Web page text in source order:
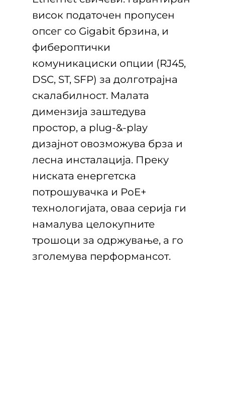
висок податочен пропусен
опсег со Gigabit брзина, и
фибероптички
комуникациски опции (RJ45,
DSC, ST, SFP) за долготрајна
скалабилност. Малата
димензија заштедува
простор, а plug-&-play
дизајнот овозможува брза и
лесна инсталација. Преку
ниската енергетска
потрошувачка и PoE+
технологијата, оваа серија ги
намалува целокупните
трошоци за одржување, а го
зголемува перформансот.